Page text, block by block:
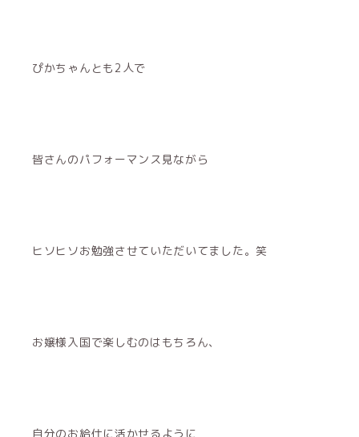
ぴかちゃんとも2人で
皆さんのパフォーマンス見ながら
ヒソヒソお勉強させていただいてました。笑
お嬢様入国で楽しむのはもちろん、
自分のお給仕に活かせるように